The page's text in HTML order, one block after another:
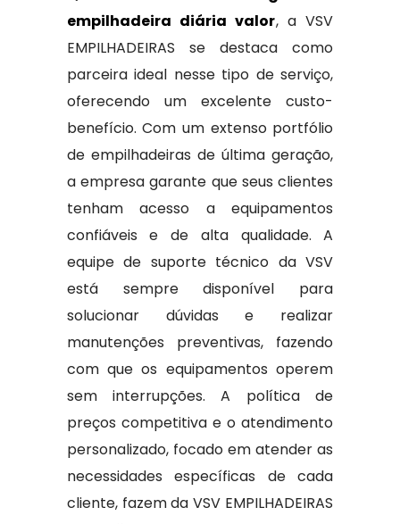
empilhadeira diária valor, a VSV
EMPILHADEIRAS se destaca como
parceira ideal nesse tipo de serviço,
oferecendo um excelente custo-
benefício. Com um extenso portfólio
de empilhadeiras de última geração,
a empresa garante que seus clientes
tenham acesso a equipamentos
confiáveis e de alta qualidade. A
equipe de suporte técnico da VSV
está sempre disponível para
solucionar dúvidas e realizar
manutenções preventivas, fazendo
com que os equipamentos operem
sem interrupções. A política de
preços competitiva e o atendimento
personalizado, focado em atender as
necessidades específicas de cada
cliente, fazem da VSV EMPILHADEIRAS